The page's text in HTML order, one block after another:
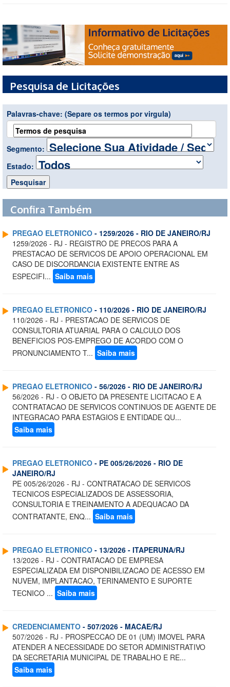
Pesquisa de Licitações
Palavras-chave: (Separe os termos por virgula)
Segmento:
Estado:
Confira Também
PREGAO ELETRONICO - 1259/2026 - RIO DE JANEIRO/RJ
1259/2026 - RJ - REGISTRO DE PRECOS PARA A
PRESTACAO DE SERVICOS DE APOIO OPERACIONAL EM
CASO DE DISCORDANCIA EXISTENTE ENTRE AS
ESPECIFI... Saiba mais
PREGAO ELETRONICO - 110/2026 - RIO DE JANEIRO/RJ
110/2026 - RJ - PRESTACAO DE SERVICOS DE
CONSULTORIA ATUARIAL PARA O CALCULO DOS
BENEFICIOS POS-EMPREGO DE ACORDO COM O
PRONUNCIAMENTO T... Saiba mais
PREGAO ELETRONICO - 56/2026 - RIO DE JANEIRO/RJ
56/2026 - RJ - O OBJETO DA PRESENTE LICITACAO E A
CONTRATACAO DE SERVICOS CONTINUOS DE AGENTE DE
INTEGRACAO PARA ESTAGIOS E ENTIDADE QU...
Saiba mais
PREGAO ELETRONICO - PE 005/26/2026 - RIO DE
JANEIRO/RJ
PE 005/26/2026 - RJ - CONTRATACAO DE SERVICOS
TECNICOS ESPECIALIZADOS DE ASSESSORIA,
CONSULTORIA E TREINAMENTO A ADEQUACAO DA
CONTRATANTE, ENQ... Saiba mais
PREGAO ELETRONICO - 13/2026 - ITAPERUNA/RJ
13/2026 - RJ - CONTRATACAO DE EMPRESA
ESPECIALIZADA EM DISPONIBILIZACAO DE ACESSO EM
NUVEM, IMPLANTACAO, TERINAMENTO E SUPORTE
TECNICO ... Saiba mais
CREDENCIAMENTO - 507/2026 - MACAE/RJ
507/2026 - RJ - PROSPECCAO DE 01 (UM) IMOVEL PARA
ATENDER A NECESSIDADE DO SETOR ADMINISTRATIVO
DA SECRETARIA MUNICIPAL DE TRABALHO E RE...
Saiba mais